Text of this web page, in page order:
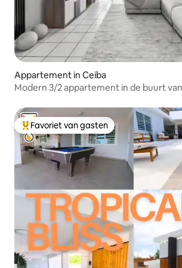
Appartement in Ceiba
Modern 3/2 appartement in de buurt
Topfavoriet van gasten
Favoriet van gasten